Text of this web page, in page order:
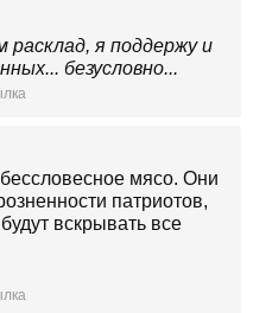
расклад, я поддержу и
безусловно...
мясо. Они
патриотов,
вскрывать все